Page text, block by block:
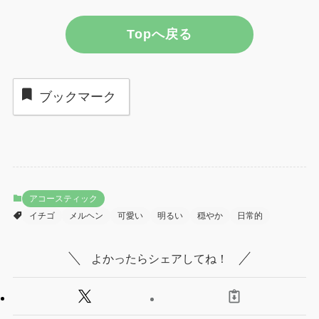
Topへ戻る
ブックマーク
アコースティック
イチゴ
メルヘン 可愛い 明るい 穏やか 日常的
よかったらシェアしてね！